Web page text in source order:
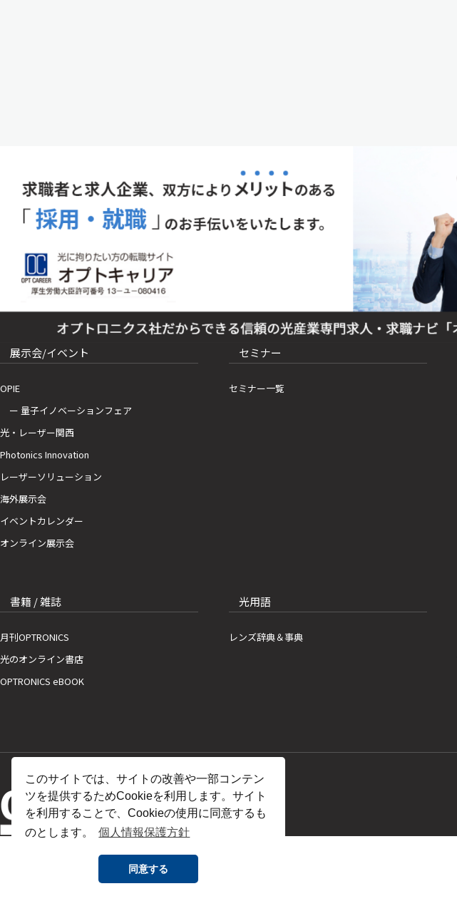
このサイトでは、サイトの改善や一部コンテン
ツを提供するためCookieを利用します。サイト
を利用することで、Cookieの使用に同意するも
のとします。
個人情報保護方針
同意する
展示会/イベント
OPIE
ー 量子イノベーションフェア
光・レーザー関西
Photonics Innovation
レーザーソリューション
海外展示会
イベントカレンダー
オンライン展示会
セミナー
セミナー一覧
書籍 / 雑誌
月刊OPTRONICS
光のオンライン書店
OPTRONICS eBOOK
光用語
レンズ辞典＆事典